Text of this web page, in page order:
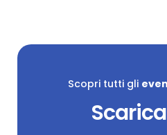
Scopri tutti gli